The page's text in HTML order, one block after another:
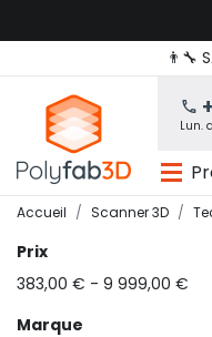
👨‍🔧
Lun.
Accueil Scanner 3D
Prix
383,00 € - 9 999,00 €
Marque